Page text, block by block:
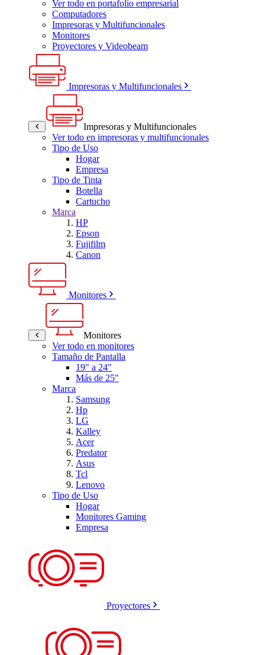
Ver todo en portafolio empresarial
Computadores
Impresoras y Multifuncionales
Monitores
Proyectores y Videobeam
Impresoras y Multifuncionales
Impresoras y Multifuncionales
Ver todo en impresoras y multifuncionales
Tipo de Uso
Hogar
Empresa
Tipo de Tinta
Botella
Cartucho
Marca
HP
Epson
Fujifilm
Canon
Monitores
Monitores
Ver todo en monitores
Tamaño de Pantalla
19" a 24"
Más de 25"
Marca
Samsung
Hp
LG
Kalley
Acer
Predator
Asus
Tcl
Lenovo
Tipo de Uso
Hogar
Monitores Gaming
Empresa
Proyectores